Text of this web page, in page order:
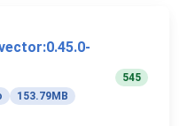
153.79MB
545